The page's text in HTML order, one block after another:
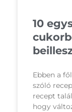
10
Ebben a
szóló
recept
hogy